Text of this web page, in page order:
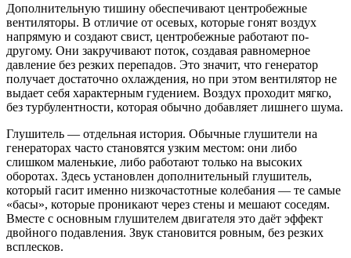
Дополнительную тишину обеспечивают центробежные
вентиляторы. В отличие от осевых, которые гонят воздух
напрямую и создают свист, центробежные работают по-
другому. Они закручивают поток, создавая равномерное
давление без резких перепадов. Это значит, что генератор
получает достаточно охлаждения, но при этом вентилятор не
выдает себя характерным гудением. Воздух проходит мягко,
без турбулентности, которая обычно добавляет лишнего шума.
Глушитель — отдельная история. Обычные глушители на
генераторах часто становятся узким местом: они либо
слишком маленькие, либо работают только на высоких
оборотах. Здесь установлен дополнительный глушитель,
который гасит именно низкочастотные колебания — те самые
«басы», которые проникают через стены и мешают соседям.
Вместе с основным глушителем двигателя это даёт эффект
двойного подавления. Звук становится ровным, без резких
всплесков.